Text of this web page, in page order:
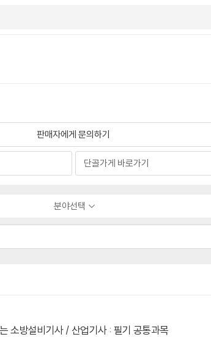
판매자에게 문의하기
분야선택
소방설비기사 / 산업기사 : 필기 공통과목